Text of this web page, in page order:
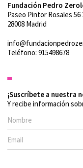
Fundación Pedro
Paseo Pintor Rosales 56
28008 Madrid
Teléfono: 915498678
¡Suscríbete a nuestra
Y recibe información